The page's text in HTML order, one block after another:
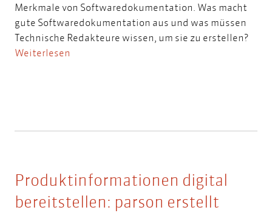
Merkmale von Softwaredokumentation. Was macht
gute Softwaredokumentation aus und was müssen
Technische Redakteure wissen, um sie zu erstellen?
Weiterlesen
Produktinformationen digital
bereitstellen: parson erstellt